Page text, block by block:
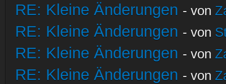
RE: Kleine Änderungen - von
RE: Kleine Änderungen - von
RE: Kleine Änderungen - von
RE: Kleine Änderungen - von